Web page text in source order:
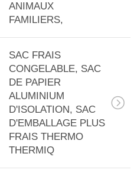
ANIMAUX
FAMILIERS,
SAC FRAIS
CONGELABLE, SAC
DE PAPIER
ALUMINIUM
D'ISOLATION, SAC
D'EMBALLAGE PLUS
FRAIS THERMO
THERMIQ